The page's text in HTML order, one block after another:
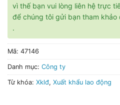
vì thế bạn vui lòng liên hệ trực
để chúng tôi gửi bạn tham khảo
.
Mã: 47146
Danh mục: Công ty
Từ khóa: Xklđ, Xuất khẩu lao động